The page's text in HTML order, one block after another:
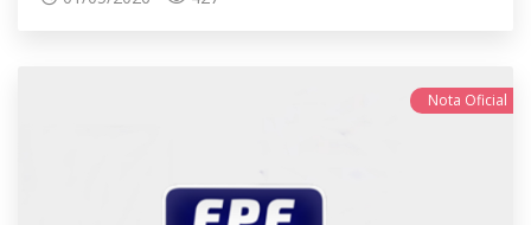
Nota Oficial